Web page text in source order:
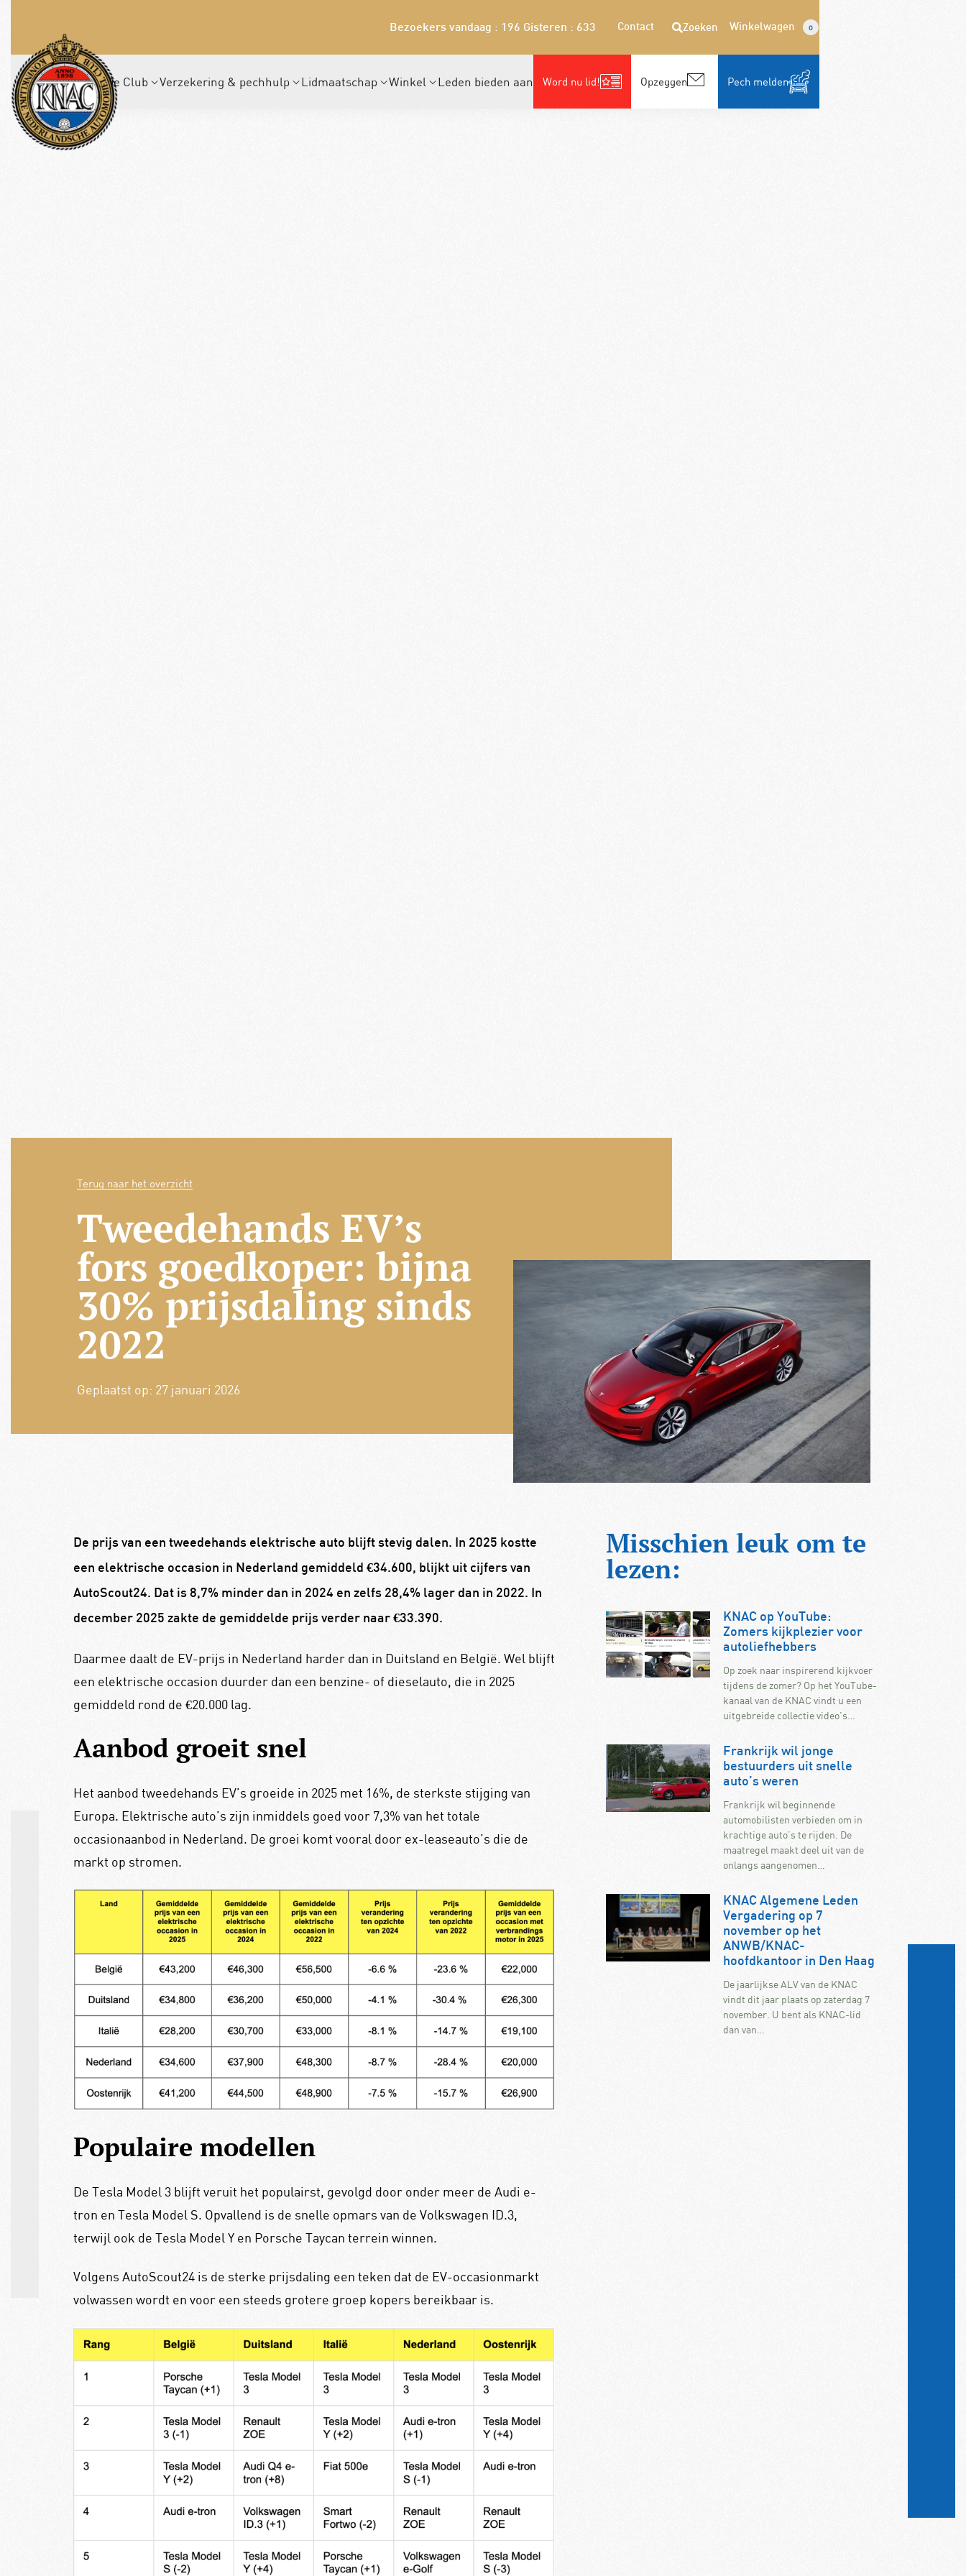
Bezoekers vandaag : 196 Gisteren : 633 Contact Zoeken Winkelwagen 0
De Club Verzekering & pechhulp Lidmaatschap Winkel Leden bieden aan Word nu lid! Opzeggen Pech melden
Terug naar het overzicht
Tweedehands EV’s
fors goedkoper: bijna
30% prijsdaling sinds
2022
Geplaatst op: 27 januari 2026
De prijs van een tweedehands elektrische auto blijft stevig dalen. In 2025 kostte
een elektrische occasion in Nederland gemiddeld €34.600, blijkt uit cijfers van
AutoScout24. Dat is 8,7% minder dan in 2024 en zelfs 28,4% lager dan in 2022. In
december 2025 zakte de gemiddelde prijs verder naar €33.390.
Daarmee daalt de EV-prijs in Nederland harder dan in Duitsland en België. Wel blijft
een elektrische occasion duurder dan een benzine- of dieselauto, die in 2025
gemiddeld rond de €20.000 lag.
Aanbod groeit snel
Het aanbod tweedehands EV’s groeide in 2025 met 16%, de sterkste stijging van
Europa. Elektrische auto’s zijn inmiddels goed voor 7,3% van het totale
occasionaanbod in Nederland. De groei komt vooral door ex-leaseauto’s die de
markt op stromen.
Populaire modellen
De Tesla Model 3 blijft veruit het populairst, gevolgd door onder meer de Audi e-
tron en Tesla Model S. Opvallend is de snelle opmars van de Volkswagen ID.3,
terwijl ook de Tesla Model Y en Porsche Taycan terrein winnen.
Volgens AutoScout24 is de sterke prijsdaling een teken dat de EV-occasionmarkt
volwassen wordt en voor een steeds grotere groep kopers bereikbaar is.
Misschien leuk om te
lezen:
KNAC op YouTube:
Zomers kijkplezier voor
autoliefhebbers
Op zoek naar inspirerend kijkvoer
tijdens de zomer? Op het YouTube-
kanaal van de KNAC vindt u een
uitgebreide collectie video’s…
Frankrijk wil jonge
bestuurders uit snelle
auto’s weren
Frankrijk wil beginnende
automobilisten verbieden om in
krachtige auto’s te rijden. De
maatregel maakt deel uit van de
onlangs aangenomen…
KNAC Algemene Leden
Vergadering op 7
november op het
ANWB/KNAC-
hoofdkantoor in Den Haag
De jaarlijkse ALV van de KNAC
vindt dit jaar plaats op zaterdag 7
november. U bent als KNAC-lid
dan van…